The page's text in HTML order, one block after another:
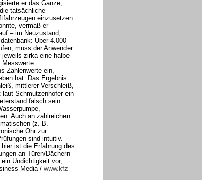
er das Ganze,
tatsächliche
einzusetzen
vermaß er
– im Neuzustand,
Über 4.000
muss der Anwender
zirka eine halbe
Zahlenwerte ein,
hat. Das Ergebnis
mittlerer Verschleiß,
Schmutzenhofer ein
falsch sein
Auch an zahlreichen
(z. B.
Ohr zur
sind intuitiv.
ist die Erfahrung des
an Türen/Dächern
Undichtigkeit vor,
Media / www.kfz-